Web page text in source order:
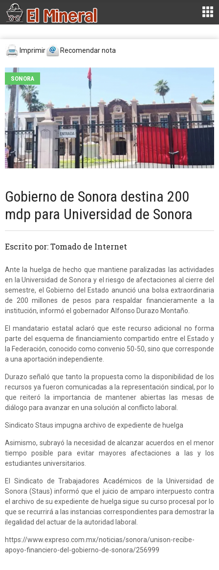
Imprimir Recomendar nota
SONORA
Gobierno de Sonora destina 200
mdp para Universidad de Sonora
Escrito por: Tomado de Internet
Ante la huelga de hecho que mantiene paralizadas las actividades
en la Universidad de Sonora y el riesgo de afectaciones al cierre del
semestre, el Gobierno del Estado anunció una bolsa extraordinaria
de 200 millones de pesos para respaldar financieramente a la
institución, informó el gobernador Alfonso Durazo Montaño.
El mandatario estatal aclaró que este recurso adicional no forma
parte del esquema de financiamiento compartido entre el Estado y
la Federación, conocido como convenio 50-50, sino que corresponde
a una aportación independiente.
Durazo señaló que tanto la propuesta como la disponibilidad de los
recursos ya fueron comunicadas a la representación sindical, por lo
que reiteró la importancia de mantener abiertas las mesas de
diálogo para avanzar en una solución al conflicto laboral.
Sindicato Staus impugna archivo de expediente de huelga
Asimismo, subrayó la necesidad de alcanzar acuerdos en el menor
tiempo posible para evitar mayores afectaciones a las y los
estudiantes universitarios.
El Sindicato de Trabajadores Académicos de la Universidad de
Sonora (Staus) informó que el juicio de amparo interpuesto contra
el archivo de su expediente de huelga sigue su curso procesal por lo
que se recurrirá a las instancias correspondientes para demostrar la
ilegalidad del actuar de la autoridad laboral.
https://www.expreso.com.mx/noticias/sonora/unison-recibe-
apoyo-financiero-del-gobierno-de-sonora/256999